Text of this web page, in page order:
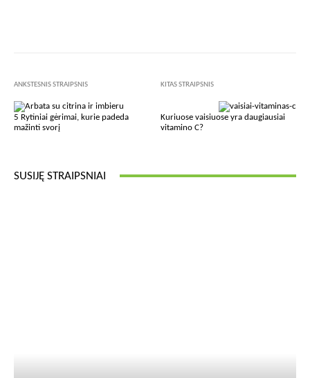
ANKSTESNIS STRAIPSNIS
5 Rytiniai gėrimai, kurie padeda
mažinti svorį
KITAS STRAIPSNIS
Kuriuose vaisiuose yra daugiausiai
vitamino C?
SUSIJĘ STRAIPSNIAI